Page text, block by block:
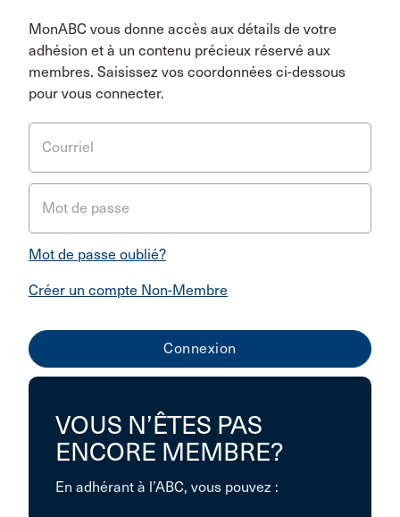
MonABC vous donne accès aux détails de votre
adhésion et à un contenu précieux réservé aux
membres. Saisissez vos coordonnées ci-dessous
pour vous connecter.
Courriel
Mot de passe
Mot de passe oublié?
Créer un compte Non-Membre
VOUS N’ÊTES PAS
ENCORE MEMBRE?
En adhérant à l’ABC, vous pouvez :